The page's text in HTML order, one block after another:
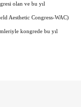
olan ve bu yıl
Aesthetic Congress-WAC)
kongrede bu yıl